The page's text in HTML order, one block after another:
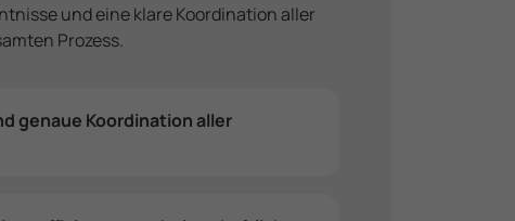
und eine klare Koordination aller
Prozess.
genaue Koordination aller